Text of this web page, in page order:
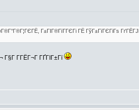
Г±ГІГ®ГїГ­ГЄГі ГЁ ГўГ±ГїГЄГіГѕ
Г§Г Г­ГЁГ¬Г ГҐГІГ±Гї